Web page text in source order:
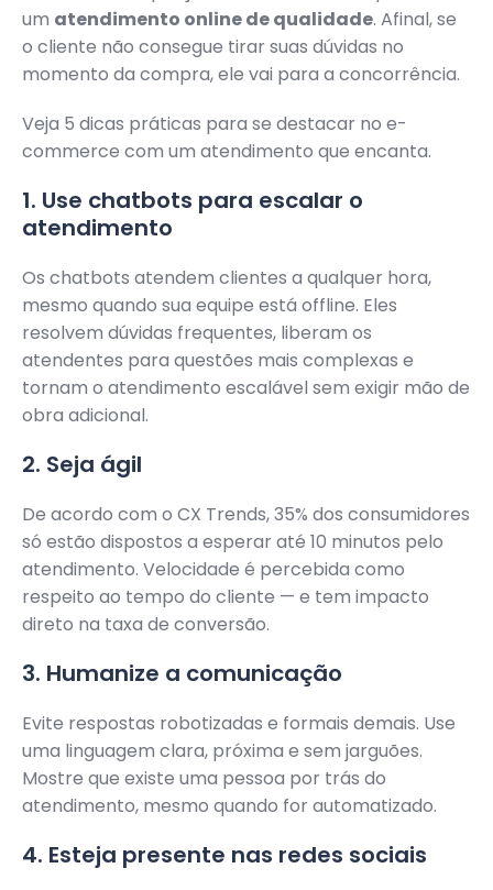
um atendimento online de qualidade. Afinal, se
o cliente não consegue tirar suas dúvidas no
momento da compra, ele vai para a concorrência.
Veja 5 dicas práticas para se destacar no e-
commerce com um atendimento que encanta.
1. Use chatbots para escalar o
atendimento
Os chatbots atendem clientes a qualquer hora,
mesmo quando sua equipe está offline. Eles
resolvem dúvidas frequentes, liberam os
atendentes para questões mais complexas e
tornam o atendimento escalável sem exigir mão de
obra adicional.
2. Seja ágil
De acordo com o CX Trends, 35% dos consumidores
só estão dispostos a esperar até 10 minutos pelo
atendimento. Velocidade é percebida como
respeito ao tempo do cliente — e tem impacto
direto na taxa de conversão.
3. Humanize a comunicação
Evite respostas robotizadas e formais demais. Use
uma linguagem clara, próxima e sem jarguões.
Mostre que existe uma pessoa por trás do
atendimento, mesmo quando for automatizado.
4. Esteja presente nas redes sociais